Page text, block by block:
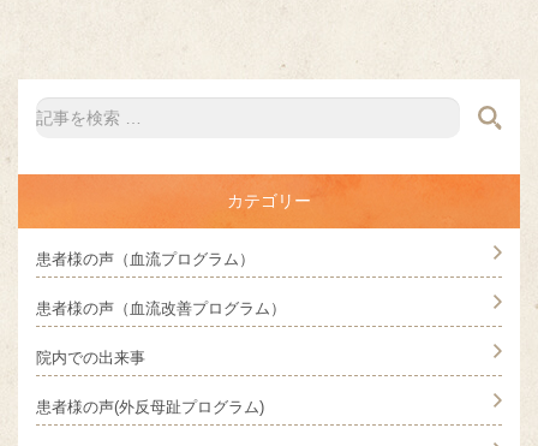
カテゴリー
患者様の声（血流プログラム）
患者様の声（血流改善プログラム）
院内での出来事
患者様の声(外反母趾プログラム)